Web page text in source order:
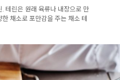
테린은 원래 육류나 내장으로 만
채소로 포만감을 주는 채소 테